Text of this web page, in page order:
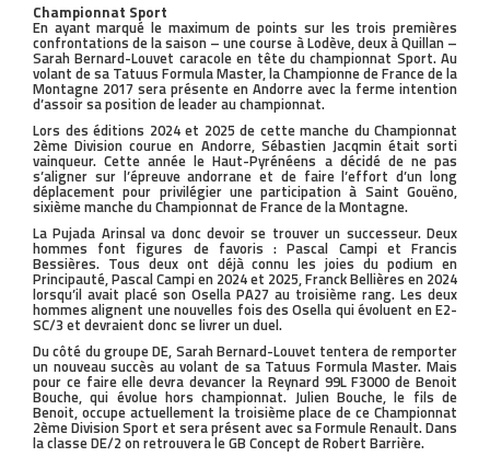
Championnat Sport
En ayant marqué le maximum de points sur les trois premières
confrontations de la saison – une course à Lodève, deux à Quillan –
Sarah Bernard-Louvet caracole en tête du championnat Sport. Au
volant de sa Tatuus Formula Master, la Championne de France de la
Montagne 2017 sera présente en Andorre avec la ferme intention
d’assoir sa position de leader au championnat.
Lors des éditions 2024 et 2025 de cette manche du Championnat
2ème Division courue en Andorre, Sébastien Jacqmin était sorti
vainqueur. Cette année le Haut-Pyrénéens a décidé de ne pas
s’aligner sur l’épreuve andorrane et de faire l’effort d’un long
déplacement pour privilégier une participation à Saint Gouëno,
sixième manche du Championnat de France de la Montagne.
La Pujada Arinsal va donc devoir se trouver un successeur. Deux
hommes font figures de favoris : Pascal Campi et Francis
Bessières. Tous deux ont déjà connu les joies du podium en
Principauté, Pascal Campi en 2024 et 2025, Franck Bellières en 2024
lorsqu’il avait placé son Osella PA27 au troisième rang. Les deux
hommes alignent une nouvelles fois des Osella qui évoluent en E2-
SC/3 et devraient donc se livrer un duel.
Du côté du groupe DE, Sarah Bernard-Louvet tentera de remporter
un nouveau succès au volant de sa Tatuus Formula Master. Mais
pour ce faire elle devra devancer la Reynard 99L F3000 de Benoit
Bouche, qui évolue hors championnat. Julien Bouche, le fils de
Benoit, occupe actuellement la troisième place de ce Championnat
2ème Division Sport et sera présent avec sa Formule Renault. Dans
la classe DE/2 on retrouvera le GB Concept de Robert Barrière.